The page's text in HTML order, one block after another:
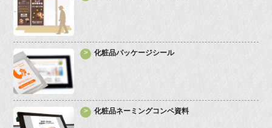
化粧品パッケージシール
化粧品ネーミングコンペ資料